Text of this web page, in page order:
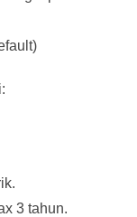
3 tahun.